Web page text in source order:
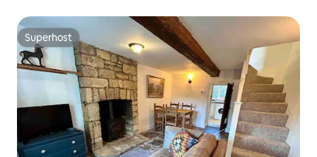
Superhost
Superhost